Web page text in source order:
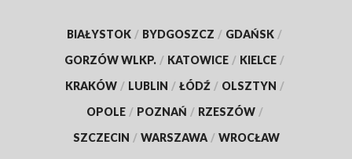
BIAŁYSTOK / BYDGOSZCZ / GDAŃSK /
GORZÓW WLKP. / KATOWICE / KIELCE /
KRAKÓW / LUBLIN / ŁÓDŹ / OLSZTYN /
OPOLE / POZNAŃ / RZESZÓW /
SZCZECIN / WARSZAWA / WROCŁAW